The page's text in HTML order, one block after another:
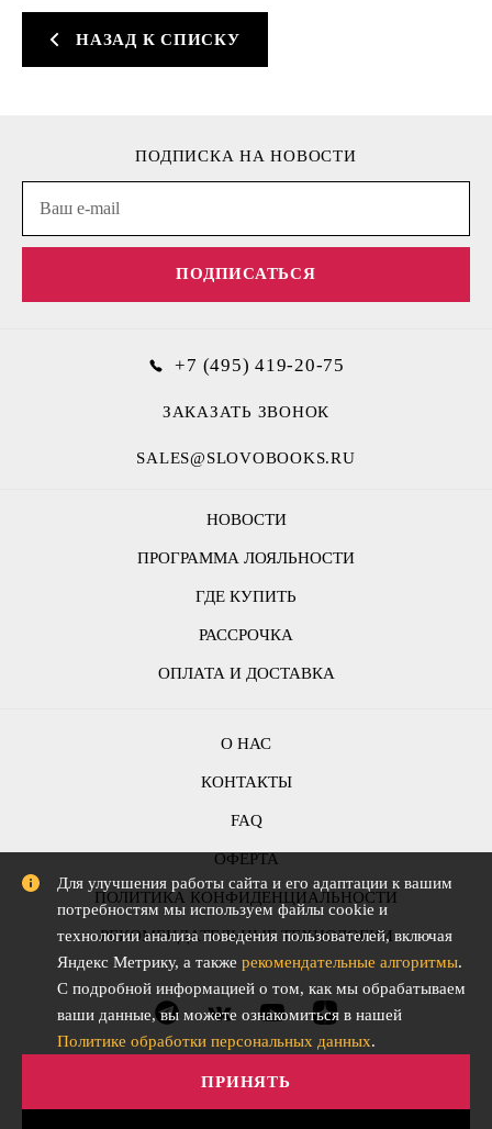
НАЗАД К СПИСКУ
НОВОСТИ
ПРОГРАММА ЛОЯЛЬНОСТИ
ГДЕ КУПИТЬ
РАССРОЧКА
ОПЛАТА И ДОСТАВКА
ПОДПИСКА НА НОВОСТИ
ПОДПИСАТЬСЯ
О НАС
КОНТАКТЫ
FAQ
ОФЕРТА
ПОЛИТИКА КОНФИДЕНЦИАЛЬНОСТИ
РЕКОМЕНДАТЕЛЬНЫЕ ТЕХНОЛОГИИ
+7 (495) 419-20-75
ЗАКАЗАТЬ ЗВОНОК
SALES@SLOVOBOOKS.RU
Для улучшения работы сайта и его адаптации к вашим
потребностям мы используем файлы cookie и
технологии анализа поведения пользователей, включая
Яндекс Метрику, а также рекомендательные алгоритмы.
С подробной информацией о том, как мы обрабатываем
ваши данные, вы можете ознакомиться в нашей
Политике обработки персональных данных.
ПРИНЯТЬ